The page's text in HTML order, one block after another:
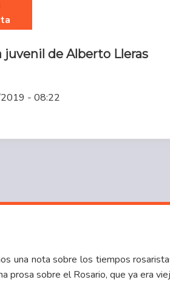
juvenil de Alberto Lleras
- 08:22
una nota sobre los tiempos
prosa sobre el Rosario, que ya era